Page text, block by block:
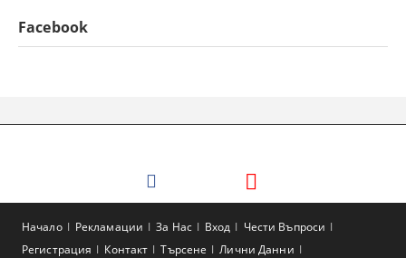
Facebook
Начало Рекламации За Нас Вход
Чести Въпроси
Регистрация
Контакт Търсене
Лични Данни